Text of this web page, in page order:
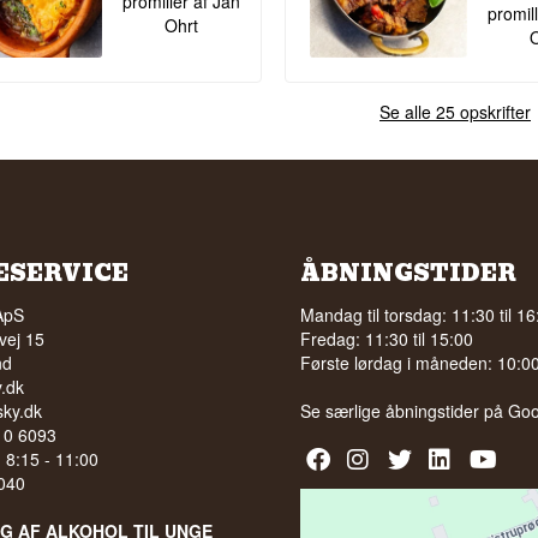
Ohrt
Se alle 25 opskrifter
15
6093
8:15 - 11:00
AF ALKOHOL TIL UNGE
ÅBNINGSTIDER
Mandag til torsdag: 11:30 til
Fredag: 11:30 til 15:00
Første lørdag i måneden:
Se særlige åbningstider på